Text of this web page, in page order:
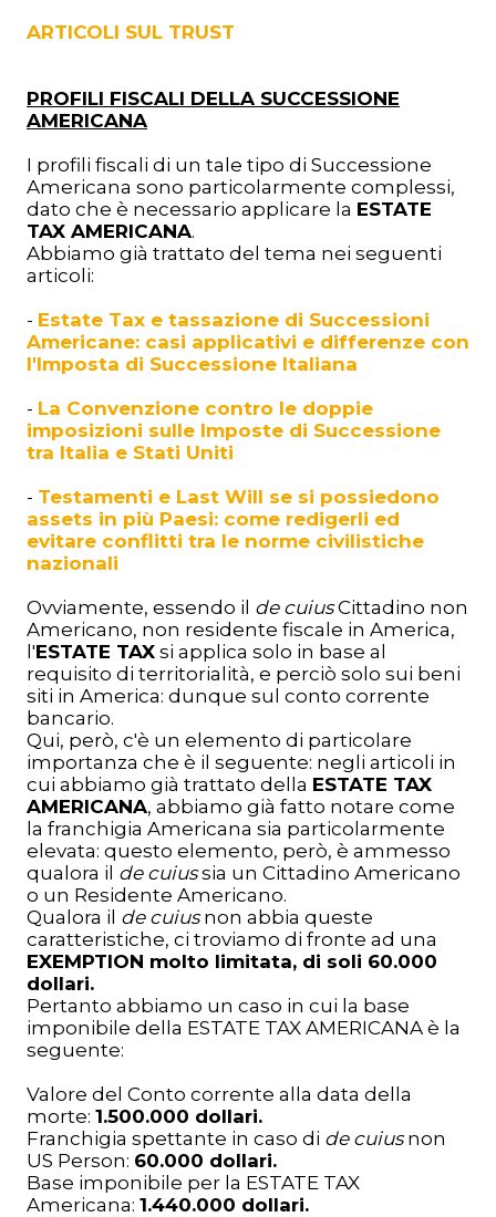
ARTICOLI SUL TRUST
PROFILI FISCALI DELLA SUCCESSIONE
AMERICANA
I profili fiscali di un tale tipo di Successione
Americana sono particolarmente complessi,
dato che è necessario applicare la ESTATE
TAX AMERICANA.
Abbiamo già trattato del tema nei seguenti
articoli:
- Estate Tax e tassazione di Successioni
Americane: casi applicativi e differenze con
l'Imposta di Successione Italiana
- La Convenzione contro le doppie
imposizioni sulle Imposte di Successione
tra Italia e Stati Uniti
- Testamenti e Last Will se si possiedono
assets in più Paesi: come redigerli ed
evitare conflitti tra le norme civilistiche
nazionali
Ovviamente, essendo il de cuiusCittadino non
Americano, non residente fiscale in America,
l'ESTATE TAX si applica solo in base al
requisito di territorialità, e perciò solo sui beni
siti in America: dunque sul conto corrente
bancario.
Qui, però, c'è un elemento di particolare
importanza che è il seguente: negli articoli in
cui abbiamo già trattato della ESTATE TAX
AMERICANA, abbiamo già fatto notare come
la franchigia Americana sia particolarmente
elevata: questo elemento, però, è ammesso
qualora il de cuiussia un Cittadino Americano
o un Residente Americano.
Qualora il de cuiusnon abbia queste
caratteristiche, ci troviamo di fronte ad una
EXEMPTION molto limitata, di soli 60.000
dollari.
Pertanto abbiamo un caso in cui la base
imponibile della ESTATE TAX AMERICANA è la
seguente:
Valore del Conto corrente alla data della
morte: 1.500.000 dollari.
Franchigia spettante in caso di de cuiusnon
US Person: 60.000 dollari.
Base imponibile per la ESTATE TAX
Americana: 1.440.000 dollari.